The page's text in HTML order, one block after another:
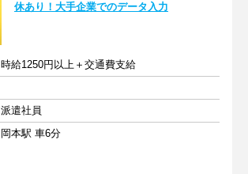
休あり！大手企業でのデータ入力
時給1250円以上＋交通費支給
派遣社員
岡本駅 車6分